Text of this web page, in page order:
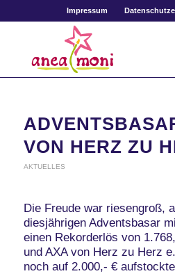
Impressum
VON HERZ ZU
AKTUELLES
Die Freude war riesengroß,
diesjährigen Adventsbasar
einen Rekorderlös von
und AXA von Herz zu Herz
noch auf 2.000,- €